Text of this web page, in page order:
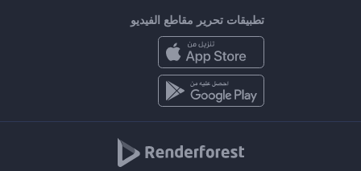
تطبيقات تحرير مقاطع الفيديو